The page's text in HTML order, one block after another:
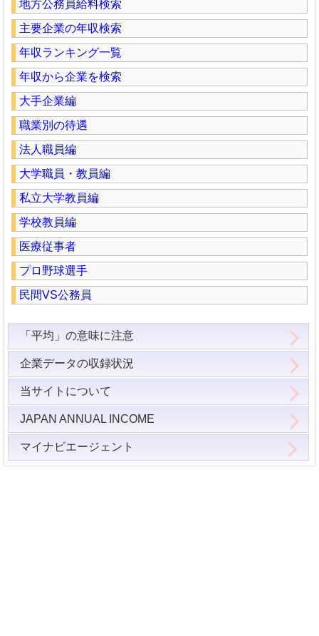
地方公務員給料検索
主要企業の年収検索
年収ランキング一覧
年収から企業を検索
大手企業編
職業別の待遇
法人職員編
大学職員・教員編
私立大学教員編
学校教員編
医療従事者
プロ野球選手
民間VS公務員
「平均」の意味に注意
企業データの収録状況
当サイトについて
JAPAN ANNUAL INCOME
マイナビエージェント